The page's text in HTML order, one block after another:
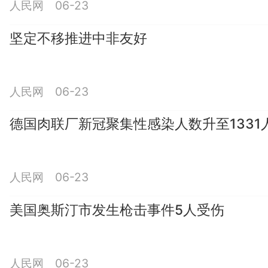
人民网 06-23
坚定不移推进中非友好
人民网 06-23
德国肉联厂新冠聚集性感染人数升至1331
人民网 06-23
美国奥斯汀市发生枪击事件5人受伤
人民网 06-23